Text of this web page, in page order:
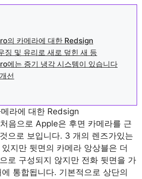
의 카메라에 대한 Redsign
징 및 유리로 새로 덮힌 새 등
에는 증기 냉각 시스템이 있습니다
선
라에 대한 Redsign
음으로 Apple은 후면 카메라를 근
으로 보입니다. 3 개의 렌즈가있는
지만 뒷면의 카메라 앙상블은 더
로 구성되지 않지만 전화 뒷면을 가
통합됩니다. 기본적으로 상단의